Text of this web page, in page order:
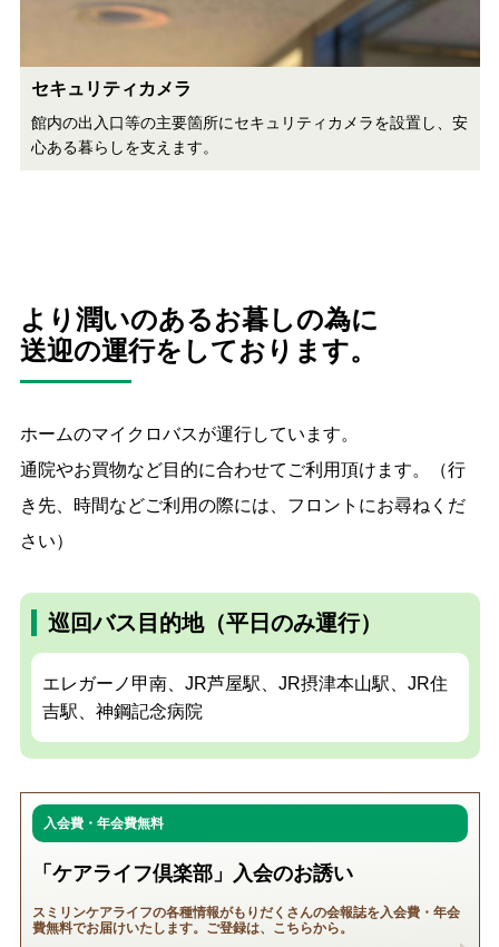
セキュリティカメラ
館内の出入口等の主要箇所にセキュリティカメラを設置し、安
心ある暮らしを支えます。
より潤いのあるお暮しの為に
送迎の運行をしております。
ホームのマイクロバスが運行しています。
通院やお買物など目的に合わせてご利用頂けます。（行
き先、時間などご利用の際には、フロントにお尋ねくだ
さい）
巡回バス目的地（平日のみ運行）
エレガーノ甲南、JR芦屋駅、JR摂津本山駅、JR住
吉駅、神鋼記念病院
入会費・年会費無料
「ケアライフ倶楽部」入会のお誘い
スミリンケアライフの各種情報がもりだくさんの会報誌を入会費・年会
費無料でお届けいたします。ご登録は、こちらから。